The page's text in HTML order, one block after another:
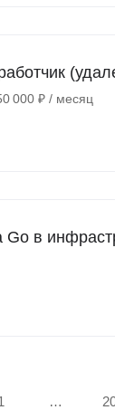
000 ₽ / месяц
в
…